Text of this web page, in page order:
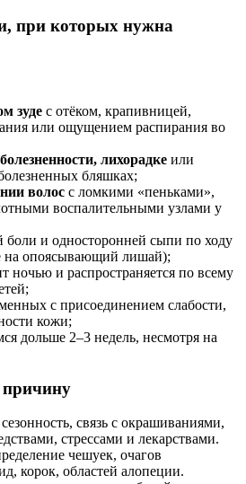
при которых нужна
зуде с отёком, крапивницей,
или ощущением распирания во
лихорадке или
бляшках;
волос с ломкими «пеньками»,
воспалительными узлами у
боли и односторонней сыпи по ходу
на опоясывающий лишай);
ночью и распространяется по всему
с присоединением слабости,
кожи;
дольше 2–3 недель, несмотря на
причину
связь с окрашиваниями,
стрессами и лекарствами.
чешуек, очагов
корок, областей алопеции.